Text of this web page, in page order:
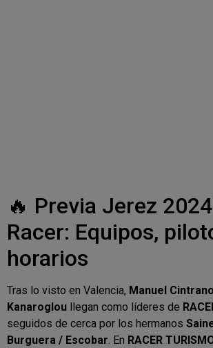
🔥 Previa Jerez
Racer: Equipos,
horarios
Tras lo visto en Valencia, Manuel
Kanaroglou llegan como líderes de
seguidos de cerca por los hermanos
Burguera / Escobar. En RACER